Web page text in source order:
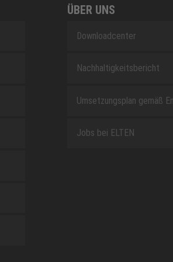
ÜBER UNS
Downloadcenter
Nachhaltigkeitsbericht
Umsetzungsplan gemäß
Jobs bei ELTEN